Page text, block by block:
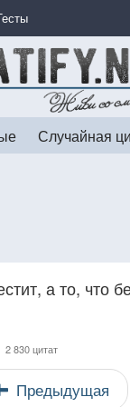
Случайная
а то, что
2 830 цитат
Предыдущая